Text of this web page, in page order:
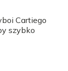
Cartiego
szybko